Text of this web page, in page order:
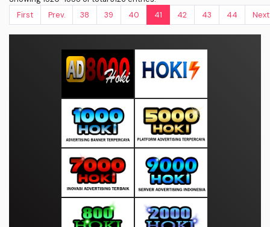
First
Prev. 38 39 40 41 42 43 44 Next